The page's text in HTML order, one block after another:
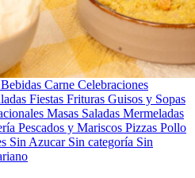
Bebidas Carne Celebraciones
Fiestas Frituras Guisos y Sopas
Masas Saladas Mermeladas
Pescados y Mariscos Pizzas Pollo
Sin Azucar Sin categoría Sin